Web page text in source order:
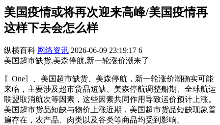
美国疫情或将再次迎来高峰/美国疫情再
这样下去会怎么样
纵横百科 网络资讯 2026-06-09 23:19:17 6
美国超市缺货,美森停航,新一轮涨价潮来了
〖One〗、美国超市缺货、美森停航，新一轮涨价潮确实可能
来临，主要涉及超市货品短缺、美森停航调整船期、全球航运
联盟取消航次等因素，这些因素共同作用导致运价预计上涨。
美国超市货品短缺与物价上涨近期，美国超市货品短缺现象普
遍存在，农产品、肉类以及谷类等商品均受到影响。